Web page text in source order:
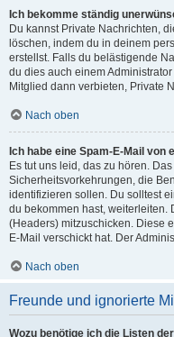
Ich bekomme ständig
Du kannst Private Nachrichten,
löschen, indem du in deinem
erstellst. Falls du belästigende
du dies auch einem
Mitglied dann verbieten, Private
Nach oben
Ich habe eine Spam-E-Mail
Es tut uns leid, das zu hören.
Sicherheitsvorkehrungen, die
identifizieren sollen. Du solltest
du bekommen hast, weiterleiten.
(Headers) mitzuschicken. Diese
E-Mail verschickt hat. Der
Nach oben
Freunde und ignorierte
Wozu benötige ich die Listen